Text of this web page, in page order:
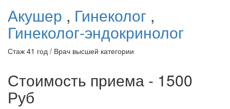
Акушер , Гинеколог ,
Гинеколог-эндокринолог
Стаж 41 год / Врач высшей категории
Стоимость приема - 1500
Руб